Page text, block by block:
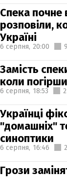
Спека почне
розповіли,
Україні
6 серпня, 20:00
Замість
коли
6 серпня, 18:53
Українці
"домашніх"
синоптики
6 серпня, 16:46
Грози